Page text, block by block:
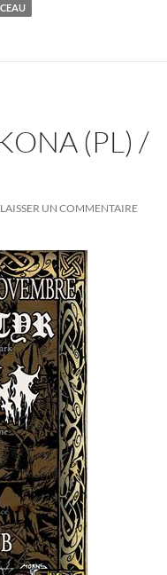
(PL) /
LAISSER UN COMMENTAIRE